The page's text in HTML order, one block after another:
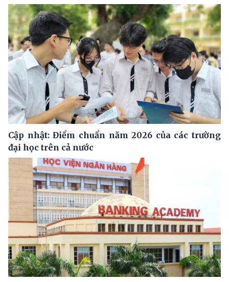
Cập nhật: Điểm chuẩn năm 2026 của các trường
đại học trên cả nước